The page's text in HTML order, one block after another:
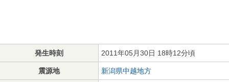
発生時刻 2011年05月30日 18時12分頃
震源地 新潟県中越地方